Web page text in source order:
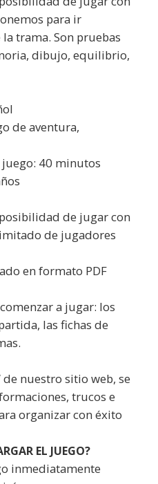
para ir
trama. Son pruebas
dibujo, equilibrio,
de aventura,
40 minutos
de jugar con
de jugadores
en formato PDF
a jugar: los
las fichas de
de nuestro sitio web, se
trucos e
organizar con éxito
EL JUEGO?
inmediatamente